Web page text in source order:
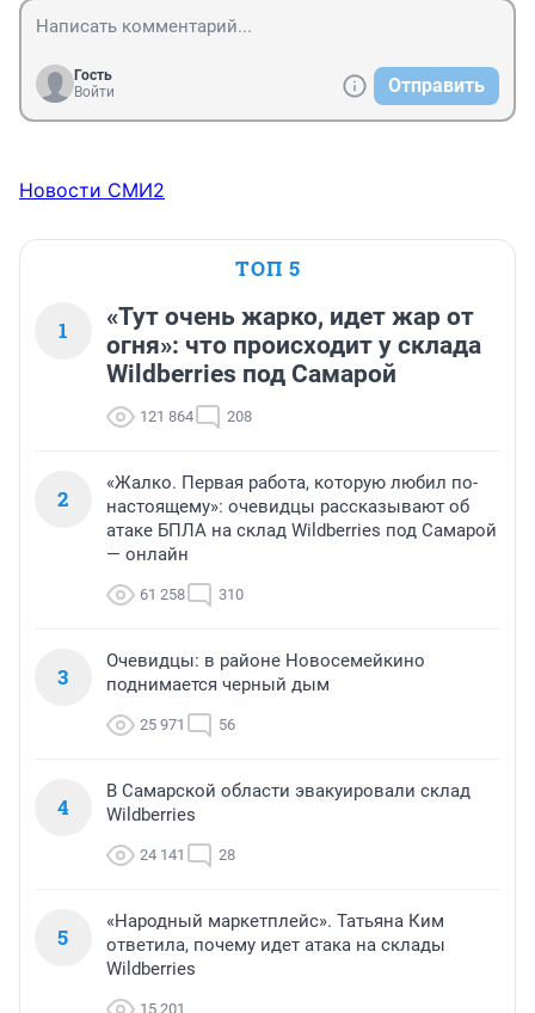
Гость
Войти
Отправить
Новости СМИ2
ТОП 5
1
«Тут очень жарко, идет жар от
огня»: что происходит у склада
Wildberries под Самарой
121 864 208
2
«Жалко. Первая работа, которую любил по-
настоящему»: очевидцы рассказывают об
атаке БПЛА на склад Wildberries под Самарой
— онлайн
61 258 310
3
Очевидцы: в районе Новосемейкино
поднимается черный дым
25 971 56
4
В Самарской области эвакуировали склад
Wildberries
24 141 28
5
«Народный маркетплейс». Татьяна Ким
ответила, почему идет атака на склады
Wildberries
15 201